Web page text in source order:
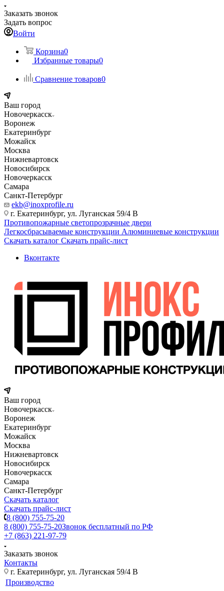
Заказать звонок
Задать вопрос
Войти
Корзина0
Избранные товары0
Сравнение товаров0
Ваш город
Новочеркасск
Воронеж
Екатеринбург
Можайск
Москва
Нижневартовск
Новосибирск
Новочеркасск
Самара
Санкт-Петербург
ekb@inoxprofile.ru
г. Екатеринбург, ул. Луганская 59/4 В
Противопожарные светопрозрачные двери
Легкосбрасываемые конструкции Алюминиевые конструкции
Скачать каталог Скачать прайс-лист
Вконтакте
Ваш город
Новочеркасск
Воронеж
Екатеринбург
Можайск
Москва
Нижневартовск
Новосибирск
Новочеркасск
Самара
Санкт-Петербург
Скачать каталог
Скачать прайс-лист
8 (800) 755-75-20
8 (800) 755-75-20Звонок бесплатный по РФ
+7 (863) 221-97-79
Заказать звонок
Контакты
г. Екатеринбург, ул. Луганская 59/4 В
Производство